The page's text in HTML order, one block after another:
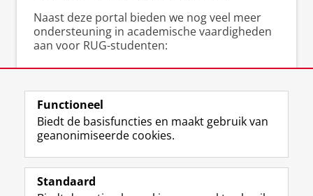
van schoolboeknormen levert aanzienlijk
meer foutidentificaties op.(Conclusie)Onze
conclusie is dat het onderwijs in correct
formuleren moet worden bijgesteld.
formuleerfouten kunnen sterker worden
gefundeerd in de taalwetenschappelijke
normatieve onderzoeksliteratuur en de lesstof
die leerlingen maken, zodat de aansluiting
tussen formuleeronderwijs en
Naast deze portal bieden we nog veel meer
ondersteuning in academische vaardigheden
aan voor RUG-studenten:
▸Gratis schrijfcoachingbij het Schrijfcentrum
▸Scriptieschrijfdagenbij het Schrijfcentrum
▸Cursussen en workshops
schrijven bij het Talencentrum
Volg ons op
Functioneel
Biedt de basisfuncties en maakt gebruik van
geanonimiseerde cookies.
Standaard